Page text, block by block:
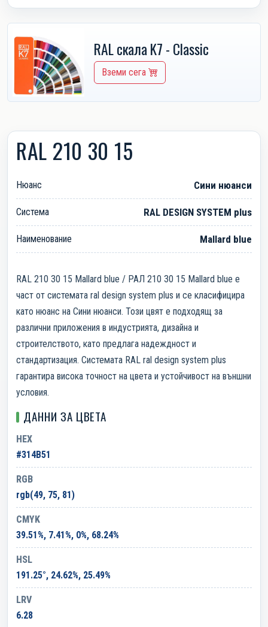
RAL скала K7 - Classic
Вземи сега
RAL 210 30 15
Нюанс Сини нюанси
Система RAL DESIGN SYSTEM plus
Наименование Mallard blue
RAL 210 30 15 Mallard blue / РАЛ 210 30 15 Mallard blue е
част от системата ral design system plus и се класифицира
като нюанс на Сини нюанси. Този цвят е подходящ за
различни приложения в индустрията, дизайна и
строителството, като предлага надеждност и
стандартизация. Системата RAL ral design system plus
гарантира висока точност на цвета и устойчивост на външни
условия.
ДАННИ ЗА ЦВЕТА
HEX
#314B51
RGB
rgb(49, 75, 81)
CMYK
39.51%, 7.41%, 0%, 68.24%
HSL
191.25°, 24.62%, 25.49%
LRV
6.28